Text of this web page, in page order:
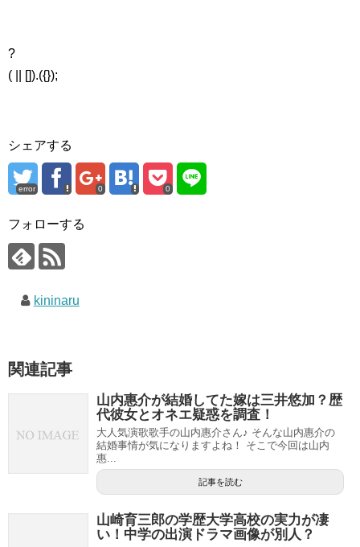
?
( || []).({});
シェアする
error 0 0
フォローする
kininaru
関連記事
山内惠介が結婚してた嫁は三井悠加？歴
代彼女とオネエ疑惑を調査！
大人気演歌歌手の山内惠介さん♪ そんな山内惠介の
結婚事情が気になりますよね！ そこで今回は山内
惠...
記事を読む
山崎育三郎の学歴大学高校の実力が凄
い！中学の出演ドラマ画像が別人？